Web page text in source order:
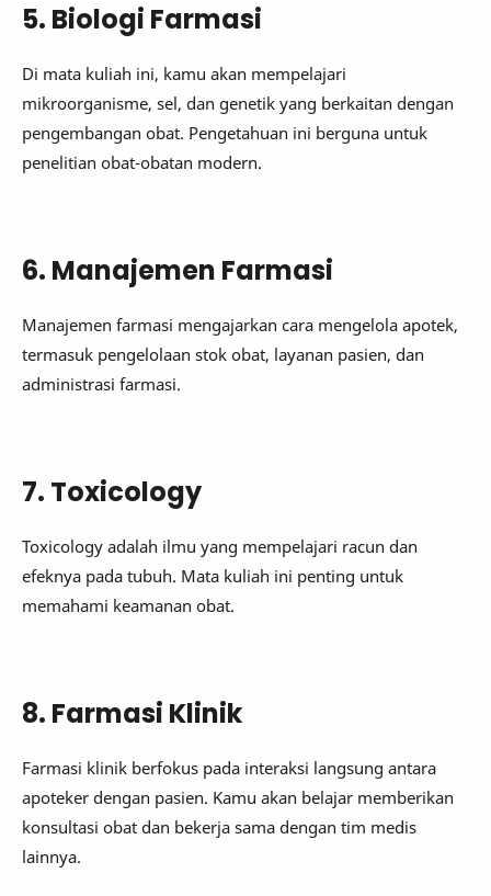
5. Biologi Farmasi
Di mata kuliah ini, kamu akan mempelajari
mikroorganisme, sel, dan genetik yang berkaitan dengan
pengembangan obat. Pengetahuan ini berguna untuk
penelitian obat-obatan modern.
6. Manajemen Farmasi
Manajemen farmasi mengajarkan cara mengelola apotek,
termasuk pengelolaan stok obat, layanan pasien, dan
administrasi farmasi.
7. Toxicology
Toxicology adalah ilmu yang mempelajari racun dan
efeknya pada tubuh. Mata kuliah ini penting untuk
memahami keamanan obat.
8. Farmasi Klinik
Farmasi klinik berfokus pada interaksi langsung antara
apoteker dengan pasien. Kamu akan belajar memberikan
konsultasi obat dan bekerja sama dengan tim medis
lainnya.